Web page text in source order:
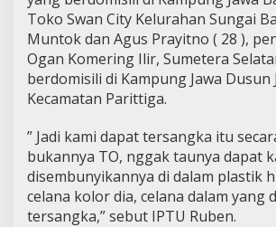
Toko Swan City Kelurahan Sungai
Muntok dan Agus Prayitno ( 28 ),
Ogan Komering Ilir, Sumetera
berdomisili di Kampung Jawa Dusun
Kecamatan Parittiga.
” Jadi kami dapat tersangka itu
bukannya TO, nggak taunya dapat
disembunyikannya di dalam plastik
celana kolor dia, celana dalam yang
tersangka,” sebut IPTU Ruben.